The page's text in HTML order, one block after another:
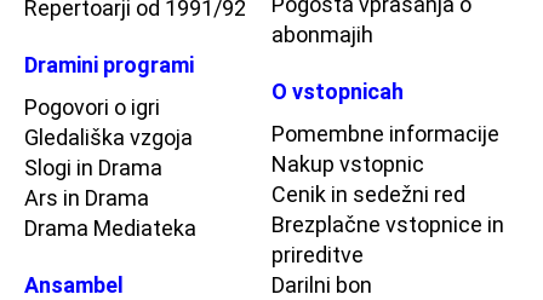
Repertoarji od 1991/92
Dramini programi
Pogovori o igri
Gledališka vzgoja
Slogi in Drama
Ars in Drama
Drama Mediateka
Ansambel
abonmajih
O vstopnicah
Pomembne informacije
Nakup vstopnic
Cenik in sedežni red
Brezplačne vstopnice in
prireditve
Darilni bon